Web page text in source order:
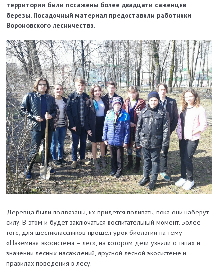
территории были посажены более двадцати саженцев
березы. Посадочный материал предоставили работники
Вороновского лесничества.
Деревца были подвязаны, их придется поливать, пока они наберут
силу. В этом и будет заключаться воспитательный момент. Более
того, для шестиклассников прошел урок биологии на тему
«Наземная экосистема – лес», на котором дети узнали о типах и
значении лесных насаждений, ярусной лесной экосистеме и
правилах поведения в лесу.